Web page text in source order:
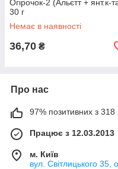
Огірочок-2 (Альєтт + янт.к-
30 г
Немає в наявності
36,70 ₴
Про нас
97% позитивних з 318
Працює з 12.03.2013
м. Київ
вул. Світлицького 35,